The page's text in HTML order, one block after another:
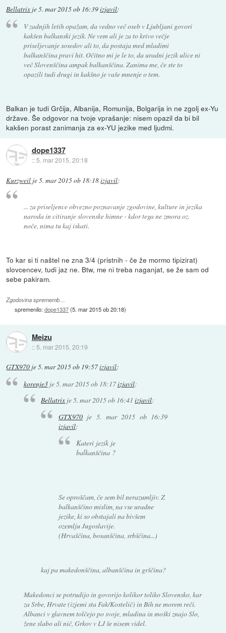
Bellatrix je5. mar 2015 ob 16:39izjavil:
V zadnjih letih opažam, da vedno več oseb v Ljubljani govori
kakšen balkanski jezik. Ne vem ali je za to krivo večje
priseljevanje sosedov ali to, da postaja med mladimi
balkanščina pravi hit. Očitno mi je le to, da uradni jezik ulice ni
več Slovenščina ampak balkanščina. Zanima me, če ste to
opazili tudi drugi in kakšno je vaše mnenje o tem.
Balkan je tudi Grčija, Albanija, Romunija, Bolgarija in ne zgolj ex-Yu
države. Še odgovor na tvoje vprašanje: nisem opazil da bi bil
kakšen porast zanimanja za ex-YU jezike med ljudmi.
dope1337
::5. mar 2015, 20:18
Kurzweil je5. mar 2015 ob 18:18izjavil:
... za priseljence obvezno poznavanje zgodovine, kulture in jezika
naroda in citiranje slovenske himne - kdor tega ne zmora oz.
noče, nima tu kaj iskati.
To kar si ti naštel ne zna 3/4 (pristnih - če že mormo tipizirat)
slovcencev, tudi jaz ne. Btw, me ni treba naganjat, se že sam od
sebe pakiram.
Zgodovina sprememb…
spremenilo:dope1337(5. mar 2015 ob 20:18)
Meizu
:: 5. mar 2015, 20:19
GTX970 je5. mar 2015 ob 19:57izjavil:
korenje3je5. mar 2015 ob 18:17izjavil:
Bellatrix je5. mar 2015 ob 16:41 izjavil:
GTX970je 5. mar 2015 ob 16:39
izjavil:
Kateri jezik je
balkanščina ?
Se oproščam, če sem bil nerazumljiv. Z
balkanščino mislim, na vse uradne
jezike, ki so obstajali na bivšem
ozemlju Jugoslavije.
(Hrvaščina, bosanščina, srbščina...)
kaj pa makedonščina, albanščina in grščina?
Makedonci se potrudijo in govorijo kolikor toliko Slovensko, kar
za Srbe, Hrvate (izjemi sta Fak/Kostelič) in Bih ne morem reči.
Albanci v glavnem tolčejo po svoje, mladina in moški znajo Slo,
žene slabo ali nič, Grkov v LJ še nisem videl.